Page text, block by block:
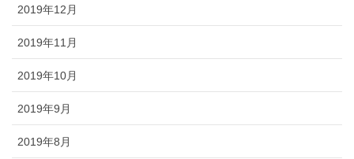
2019年12月
2019年11月
2019年10月
2019年9月
2019年8月